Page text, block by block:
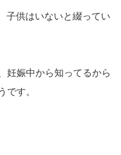
子供はいないと綴ってい
妊娠中から知ってるから
です。